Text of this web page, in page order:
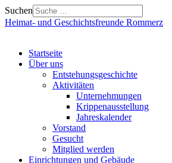
Suchen
Heimat- und Geschichtsfreunde Rommerz
Startseite
Über uns
Entstehungsgeschichte
Aktivitäten
Unternehmungen
Krippenausstellung
Jahreskalender
Vorstand
Gesucht
Mitglied werden
Einrichtungen und Gebäude